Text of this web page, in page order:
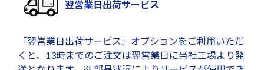
翌営業日出荷サービス
「翌営業日出荷サービス」オプションをご利用いただ
くと、13時までのご注文は翌営業日に当社工場より発